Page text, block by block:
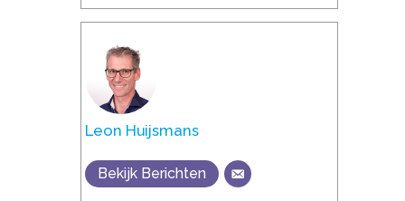
Leon Huijsmans
Bekijk Berichten